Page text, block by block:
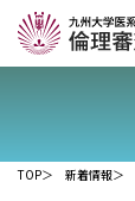
TOP 新着情報